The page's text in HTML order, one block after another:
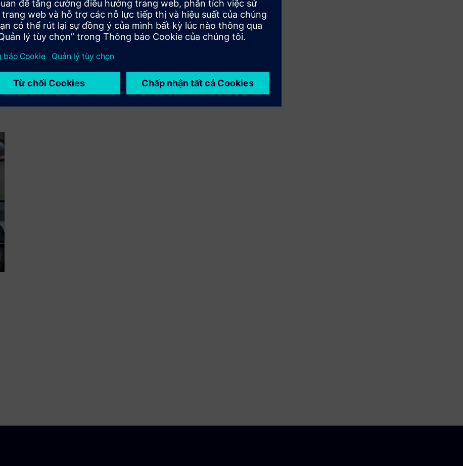
mới hoặc tạo ra một giải pháp khách hàng mới thông qua
việc tích hợp sản phẩm Siemens Xcelerator và sản phẩm
của riêng bạn